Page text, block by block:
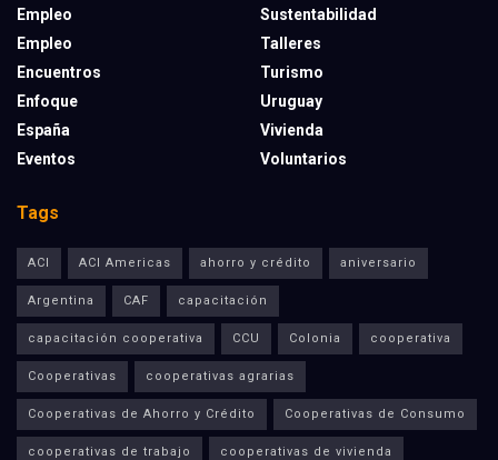
Empleo
Empleo
Encuentros
Enfoque
España
Eventos
Sustentabilidad
Talleres
Turismo
Uruguay
Vivienda
Voluntarios
Tags
ACI ACI Americas ahorro y crédito aniversario
Argentina CAF capacitación
capacitación cooperativa CCU Colonia cooperativa
Cooperativas cooperativas agrarias
Cooperativas de Ahorro y Crédito Cooperativas de Consumo
cooperativas de trabajo cooperativas de vivienda